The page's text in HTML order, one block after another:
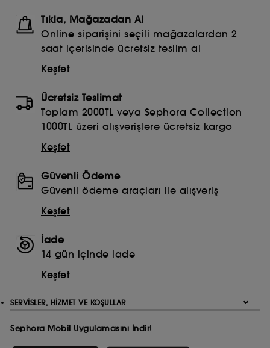
Tıkla, Mağazadan Al
Online siparişini seçili mağazalardan 2
saat içerisinde ücretsiz teslim al
Keşfet
Ücretsiz Teslimat
Toplam 2000TL veya Sephora Collection
1000TL üzeri alışverişlere ücretsiz kargo
Keşfet
Güvenli Ödeme
Güvenli ödeme araçları ile alışveriş
Keşfet
İade
14 gün içinde iade
Keşfet
SERVISLER, HIZMET VE KOŞULLAR
Sephora Mobil Uygulamasını İndir!